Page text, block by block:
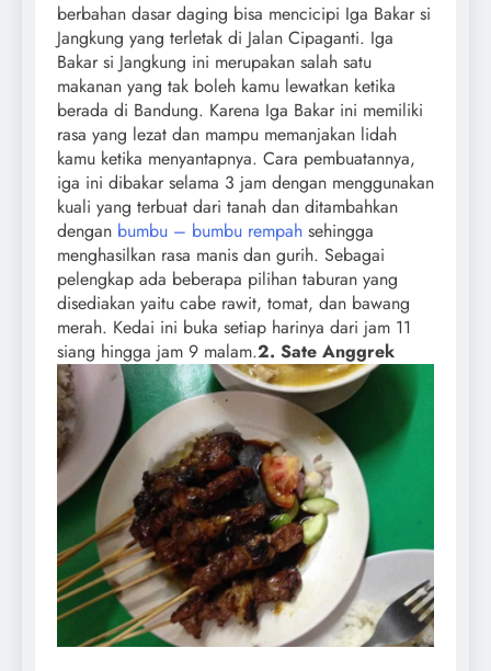
berbahan dasar daging bisa mencicipi Iga Bakar si
Jangkung yang terletak di Jalan Cipaganti. Iga
Bakar si Jangkung ini merupakan salah satu
makanan yang tak boleh kamu lewatkan ketika
berada di Bandung. Karena Iga Bakar ini memiliki
rasa yang lezat dan mampu memanjakan lidah
kamu ketika menyantapnya. Cara pembuatannya,
iga ini dibakar selama 3 jam dengan menggunakan
kuali yang terbuat dari tanah dan ditambahkan
dengan bumbu – bumbu rempah sehingga
menghasilkan rasa manis dan gurih. Sebagai
pelengkap ada beberapa pilihan taburan yang
disediakan yaitu cabe rawit, tomat, dan bawang
merah. Kedai ini buka setiap harinya dari jam 11
siang hingga jam 9 malam.2. Sate Anggrek